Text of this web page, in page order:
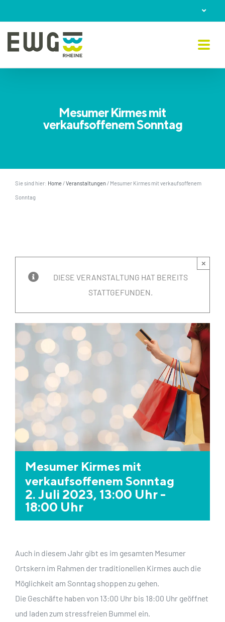
to
content
Mesumer Kirmes mit
verkaufsoffenem Sonntag
Sie sind hier: Home/Veranstaltungen/ Mesumer Kirmes mit verkaufsoffenem
Sonntag
DIESE VERANSTALTUNG HAT BEREITS
STATTGEFUNDEN.
×
Mesumer Kirmes mit
verkaufsoffenem Sonntag
2. Juli 2023, 13:00 Uhr-
18:00 Uhr
Auch in diesem Jahr gibt es im gesamten Mesumer
Ortskern im Rahmen der traditionellen Kirmes auch die
Möglichkeit am Sonntag shoppen zu gehen.
Die Geschäfte haben von 13:00 Uhr bis 18:00 Uhr geöffnet
und laden zum stressfreien Bummel ein.